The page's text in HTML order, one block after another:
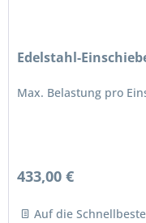
Edelstahl-
Max. Belastung pro
433,00 €
Auf die